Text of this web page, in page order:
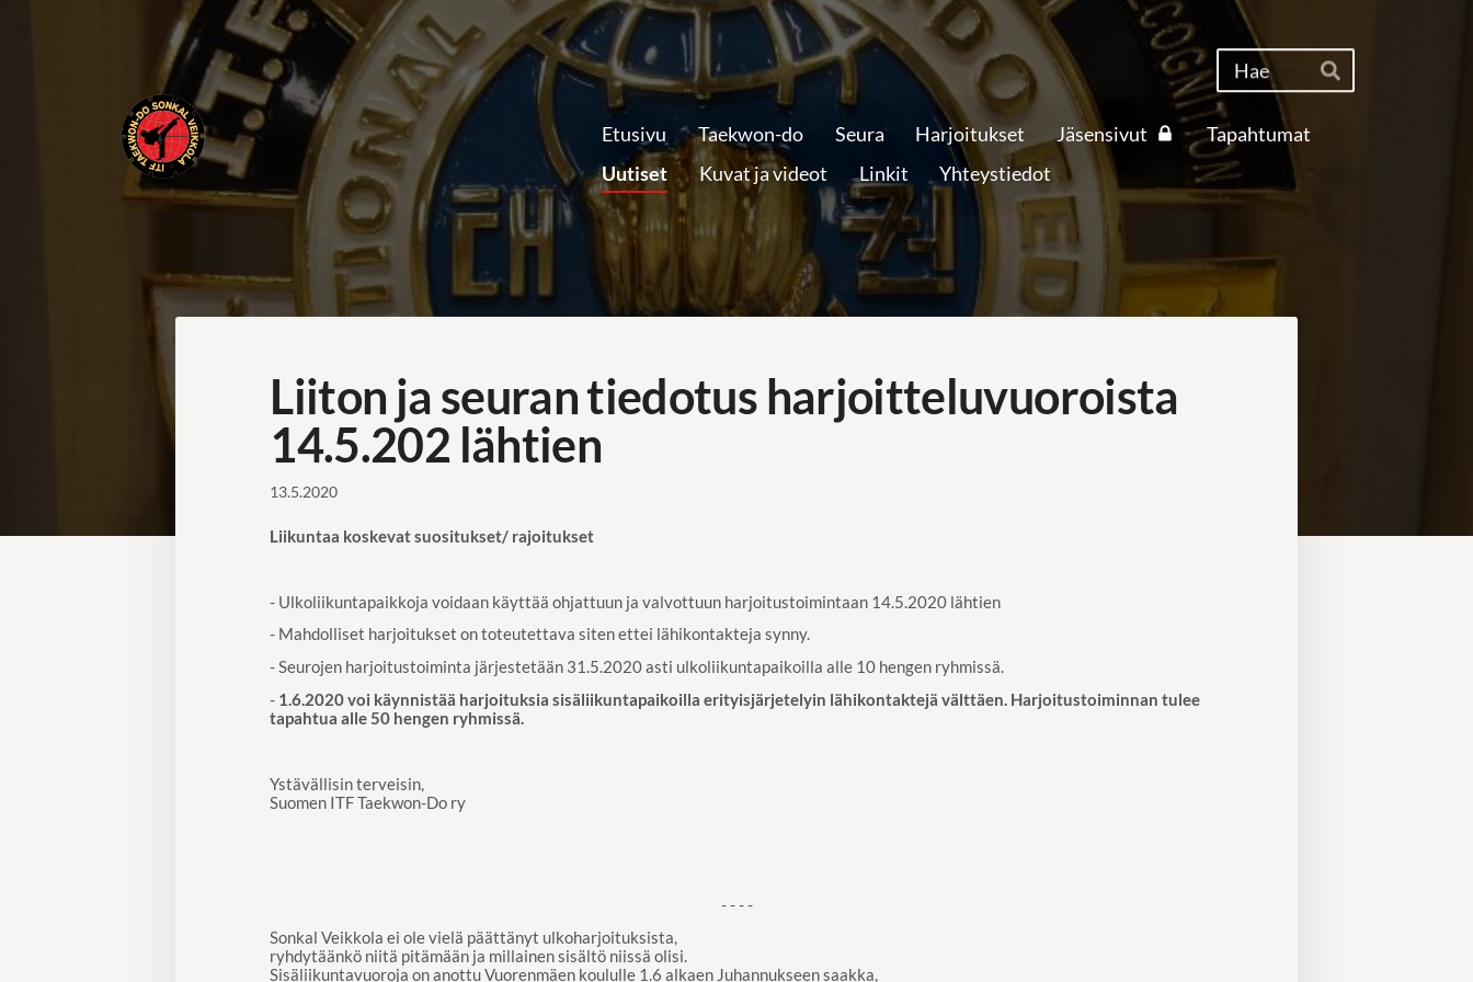
Haku
Hae
ITF Taekwon-do Sonkal Veikkola Etusivu Taekwon-do Seura Harjoitukset Jäsensivut
Tapahtumat
Uutiset
Kuvat ja videot Linkit Yhteystiedot
Liiton ja seuran tiedotus harjoitteluvuoroista
14.5.202 lähtien
13.5.2020
Liikuntaa koskevat suositukset/ rajoitukset
- Ulkoliikuntapaikkoja voidaan käyttää ohjattuun ja valvottuun harjoitustoimintaan 14.5.2020 lähtien
- Mahdolliset harjoitukset on toteutettava siten ettei lähikontakteja synny.
- Seurojen harjoitustoiminta järjestetään 31.5.2020 asti ulkoliikuntapaikoilla alle 10 hengen ryhmissä.
- 1.6.2020 voi käynnistää harjoituksia sisäliikuntapaikoilla erityisjärjetelyin lähikontaktejä välttäen. Harjoitustoiminnan tulee
tapahtua alle 50 hengen ryhmissä.
Ystävällisin terveisin,
Suomen ITF Taekwon-Do ry
- - - -
Sonkal Veikkola ei ole vielä päättänyt ulkoharjoituksista,
ryhdytäänkö niitä pitämään ja millainen sisältö niissä olisi.
Sisäliikuntavuoroja on anottu Vuorenmäen koululle 1.6 alkaen Juhannukseen saakka,